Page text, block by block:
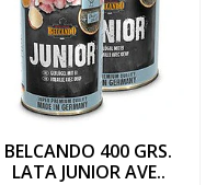
BELCANDO 400 GRS.
LATA JUNIOR AVE..